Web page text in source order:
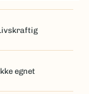
livskraftig
ikke egnet